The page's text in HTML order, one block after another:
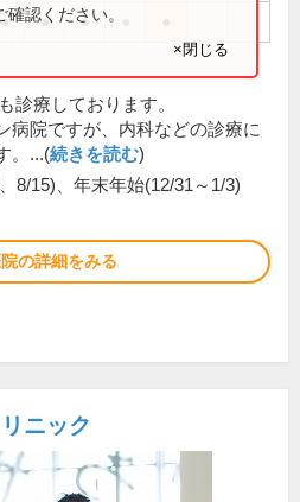
● ● ●
認ください。
×閉じる
診療しております。
病院ですが、内科などの診療に
。...(続きを読む)
8/15)、年末年始(12/31～1/3)
の詳細をみる
ニック